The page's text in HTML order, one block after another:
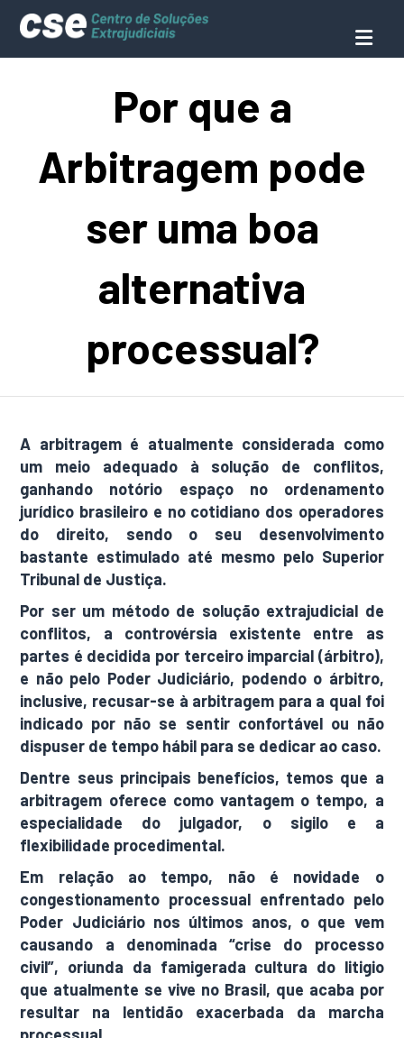
Por que a
Arbitragem pode
ser uma boa
alternativa
processual?
A arbitragem é atualmente considerada como
um meio adequado à solução de conflitos,
ganhando notório espaço no ordenamento
jurídico brasileiro e no cotidiano dos operadores
do direito, sendo o seu desenvolvimento
bastante estimulado até mesmo pelo Superior
Tribunal de Justiça.
Por ser um método de solução extrajudicial de
conflitos, a controvérsia existente entre as
partes é decidida por terceiro imparcial (árbitro),
e não pelo Poder Judiciário, podendo o árbitro,
inclusive, recusar-se à arbitragem para a qual foi
indicado por não se sentir confortável ou não
dispuser de tempo hábil para se dedicar ao caso.
Dentre seus principais benefícios, temos que a
arbitragem oferece como vantagem o tempo, a
especialidade do julgador, o sigilo e a
flexibilidade procedimental.
Em relação ao tempo, não é novidade o
congestionamento processual enfrentado pelo
Poder Judiciário nos últimos anos, o que vem
causando a denominada “crise do processo
civil”, oriunda da famigerada cultura do litigio
que atualmente se vive no Brasil, que acaba por
resultar na lentidão exacerbada da marcha